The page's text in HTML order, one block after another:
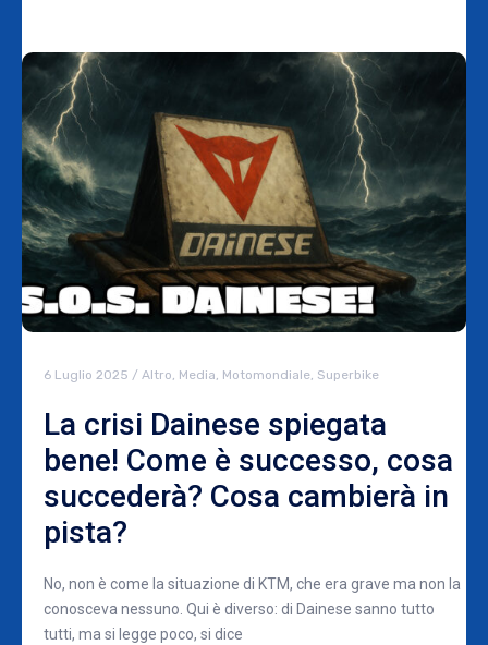
6 Luglio 2025 / Altro, Media, Motomondiale, Superbike
La crisi Dainese spiegata
bene! Come è successo, cosa
succederà? Cosa cambierà in
pista?
No, non è come la situazione di KTM, che era grave ma non la
conosceva nessuno. Qui è diverso: di Dainese sanno tutto
tutti, ma si legge poco, si dice